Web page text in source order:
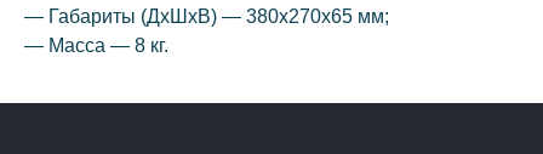
— Габариты (ДхШхВ) — 380х270х65 мм;
— Масса — 8 кг.